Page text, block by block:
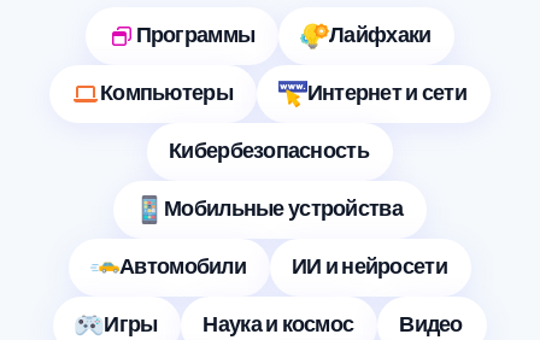
Программы
Лайфхаки
Компьютеры
Интернет и сети
Кибербезопасность
Мобильные устройства
Автомобили
ИИ и нейросети
Игры
Наука и космос
Видео